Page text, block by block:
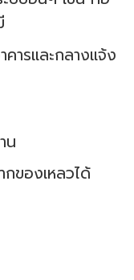
คารและกลางแจ้ง
น
ของเหลวได้